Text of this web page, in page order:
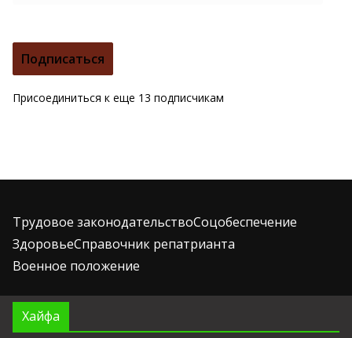
i
а
д
Подписаться
Присоединиться к еще 13 подписчикам
Трудовое законодательствоСоцобеспечение
ЗдоровьеСправочник репатрианта
Военное положение
Хайфа